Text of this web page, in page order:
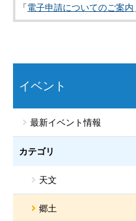
イベント
最新イベント情報
カテゴリ
天文
郷土
「電子申請についてのご案内